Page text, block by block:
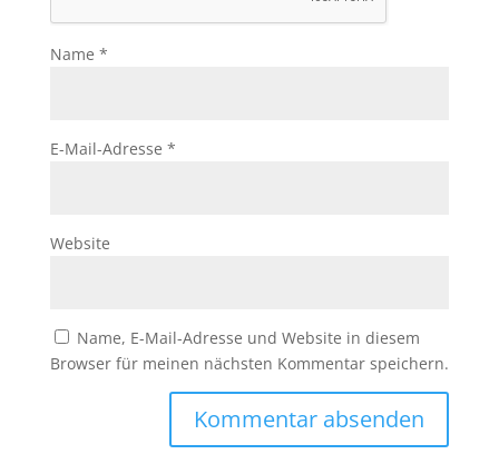
Name *
E-Mail-Adresse *
Website
Name, E-Mail-Adresse und Website in diesem
Browser für meinen nächsten Kommentar speichern.